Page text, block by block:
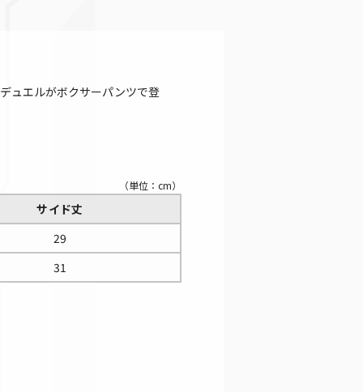
ュエルがボクサーパンツで登
（単位：cm）
サイド丈
29
31